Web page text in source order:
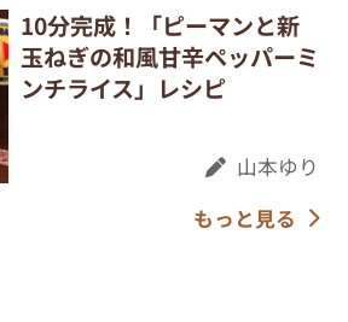
10分完成！「ピーマンと新
玉ねぎの和風甘辛ペッパーミ
ンチライス」レシピ
山本ゆり
もっと見る